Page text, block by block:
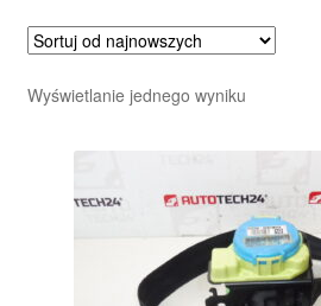
Wyświetlanie jednego wyniku